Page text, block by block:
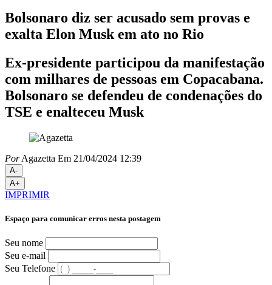
Bolsonaro diz ser acusado sem provas e
exalta Elon Musk em ato no Rio
Ex-presidente participou da manifestação
com milhares de pessoas em Copacabana.
Bolsonaro se defendeu de condenações do
TSE e enalteceu Musk
PorAgazetta Em 21/04/2024 12:39
A-
A+
IMPRIMIR
Espaço para comunicar erros nesta postagem
Seu nome
Seu e-mail
Seu Telefone